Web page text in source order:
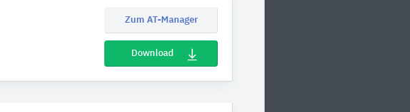
Zum AT-Manager
Download